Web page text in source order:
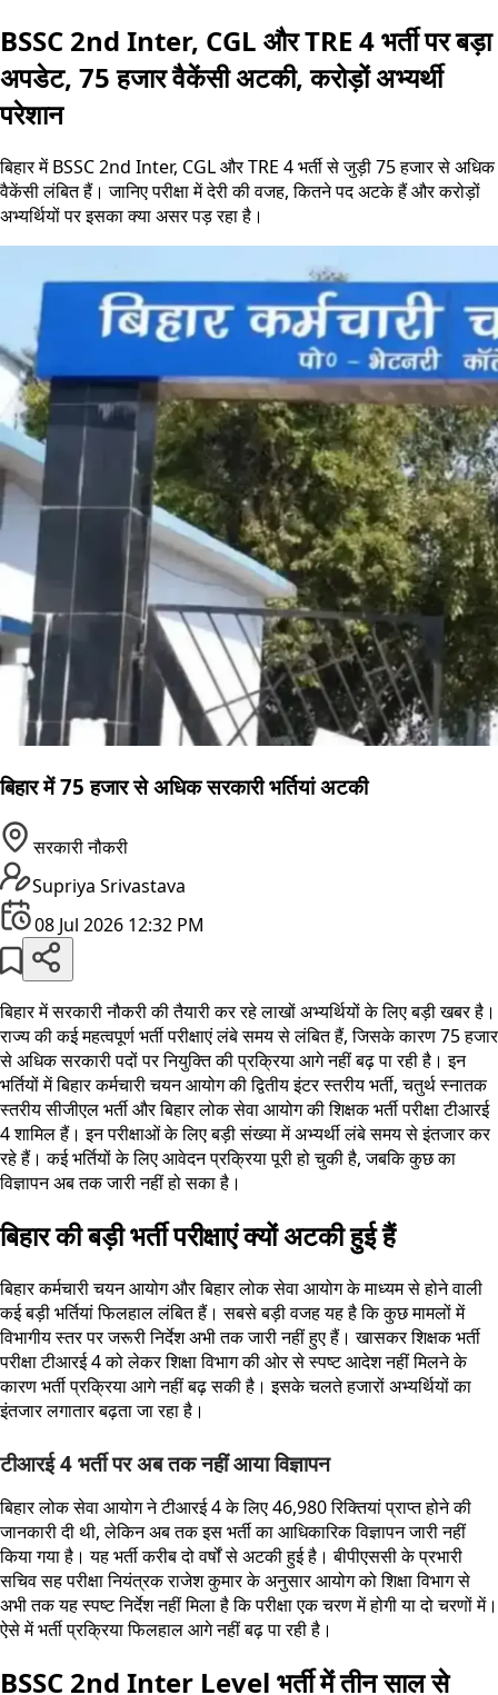
BSSC 2nd Inter, CGL और TRE 4 भर्ती पर बड़ा
अपडेट, 75 हजार वैकेंसी अटकी, करोड़ों अभ्यर्थी
परेशान
बिहार में BSSC 2nd Inter, CGL और TRE 4 भर्ती से जुड़ी 75 हजार से अधिक
वैकेंसी लंबित हैं। जानिए परीक्षा में देरी की वजह, कितने पद अटके हैं और करोड़ों
अभ्यर्थियों पर इसका क्या असर पड़ रहा है।
बिहार में 75 हजार से अधिक सरकारी भर्तियां अटकी
सरकारी नौकरी
Supriya Srivastava
08 Jul 2026 12:32 PM
बिहार में सरकारी नौकरी की तैयारी कर रहे लाखों अभ्यर्थियों के लिए बड़ी खबर है।
राज्य की कई महत्वपूर्ण भर्ती परीक्षाएं लंबे समय से लंबित हैं, जिसके कारण 75 हजार
से अधिक सरकारी पदों पर नियुक्ति की प्रक्रिया आगे नहीं बढ़ पा रही है। इन
भर्तियों में बिहार कर्मचारी चयन आयोग की द्वितीय इंटर स्तरीय भर्ती, चतुर्थ स्नातक
स्तरीय सीजीएल भर्ती और बिहार लोक सेवा आयोग की शिक्षक भर्ती परीक्षा टीआरई
4 शामिल हैं। इन परीक्षाओं के लिए बड़ी संख्या में अभ्यर्थी लंबे समय से इंतजार कर
रहे हैं। कई भर्तियों के लिए आवेदन प्रक्रिया पूरी हो चुकी है, जबकि कुछ का
विज्ञापन अब तक जारी नहीं हो सका है।
बिहार की बड़ी भर्ती परीक्षाएं क्यों अटकी हुई हैं
बिहार कर्मचारी चयन आयोग और बिहार लोक सेवा आयोग के माध्यम से होने वाली
कई बड़ी भर्तियां फिलहाल लंबित हैं। सबसे बड़ी वजह यह है कि कुछ मामलों में
विभागीय स्तर पर जरूरी निर्देश अभी तक जारी नहीं हुए हैं। खासकर शिक्षक भर्ती
परीक्षा टीआरई 4 को लेकर शिक्षा विभाग की ओर से स्पष्ट आदेश नहीं मिलने के
कारण भर्ती प्रक्रिया आगे नहीं बढ़ सकी है। इसके चलते हजारों अभ्यर्थियों का
इंतजार लगातार बढ़ता जा रहा है।
टीआरई 4 भर्ती पर अब तक नहीं आया विज्ञापन
बिहार लोक सेवा आयोग ने टीआरई 4 के लिए 46,980 रिक्तियां प्राप्त होने की
जानकारी दी थी, लेकिन अब तक इस भर्ती का आधिकारिक विज्ञापन जारी नहीं
किया गया है। यह भर्ती करीब दो वर्षों से अटकी हुई है। बीपीएससी के प्रभारी
सचिव सह परीक्षा नियंत्रक राजेश कुमार के अनुसार आयोग को शिक्षा विभाग से
अभी तक यह स्पष्ट निर्देश नहीं मिला है कि परीक्षा एक चरण में होगी या दो चरणों में।
ऐसे में भर्ती प्रक्रिया फिलहाल आगे नहीं बढ़ पा रही है।
BSSC 2nd Inter Level भर्ती में तीन साल से